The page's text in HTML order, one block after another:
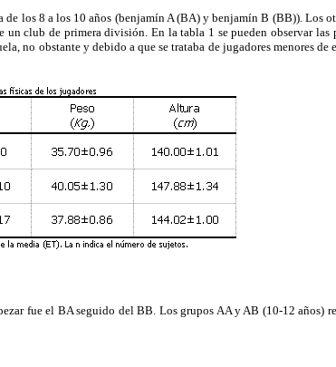
los 8 a los 10 años (benjamín A (BA) y benjamín B (BB)). Los
club de primera división. En la tabla 1 se pueden observar las
no obstante y debido a que se trataba de jugadores menores
fue el BA seguido del BB. Los grupos AA y AB (10-12 años)